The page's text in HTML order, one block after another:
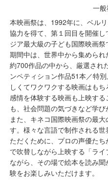
一
本映画祭は、1992年に、ベル
協⼒を得て、第１回⽬を開催
ジア最⼤級の⼦ども国際映画祭
期間中は、世界中から集められ
約700作品の中から、厳選され
ンペティション作品51本／特
しくてワクワクする映画はも
感情を体験する映画も上映す
も、社会問題の気づきなど学び
また、キネコ国際映画祭の最
す。様々な⾔語で制作される
ただくために、プロの声優た
で吹替しながら上映する「ラ
ながら、その場で絵本を読み
験をお楽しみいただけます。